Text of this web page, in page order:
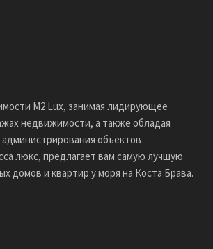
M2 Lux, занимая лидирующее
недвижимости, а также обладая
объектов
люкс, предлагает вам самую лучшую
домов и квартир у моря на Коста Брава.